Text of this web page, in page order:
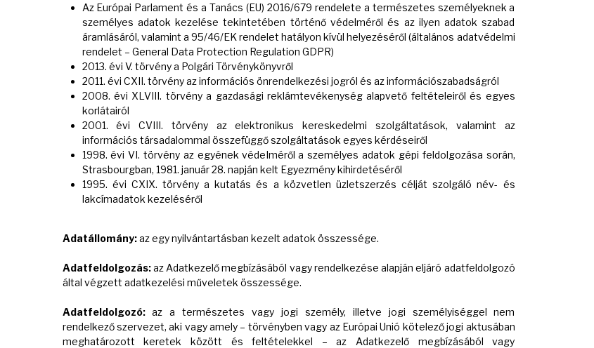
Az Európai Parlament és a Tanács (EU) 2016/679 rendelete a természetes személyeknek a
személyes adatok kezelése tekintetében történő védelméről és az ilyen adatok szabad
áramlásáról, valamint a 95/46/EK rendelet hatályon kívül helyezéséről (általános adatvédelmi
rendelet – General Data Protection Regulation GDPR)
2013. évi V. törvény a Polgári Törvénykönyvről
2011. évi CXII. törvény az információs önrendelkezési jogról és az információszabadságról
2008. évi XLVIII. törvény a gazdasági reklámtevékenység alapvető feltételeiről és egyes
korlátairól
2001. évi CVIII. törvény az elektronikus kereskedelmi szolgáltatások, valamint az
információs társadalommal összefüggő szolgáltatások egyes kérdéseiről
1998. évi VI. törvény az egyének védelméről a személyes adatok gépi feldolgozása során,
Strasbourgban, 1981. január 28. napján kelt Egyezmény kihirdetéséről
1995. évi CXIX. törvény a kutatás és a közvetlen üzletszerzés célját szolgáló név- és
lakcímadatok kezeléséről
Adatállomány:az egy nyilvántartásban kezelt adatok összessége.
Adatfeldolgozás:az Adatkezelő megbízásából vagy rendelkezése alapján eljáró adatfeldolgozó
által végzett adatkezelési műveletek összessége.
Adatfeldolgozó:az a természetes vagy jogi személy, illetve jogi személyiséggel nem
rendelkező szervezet, aki vagy amely – törvényben vagy az Európai Unió kötelező jogi aktusában
meghatározott keretek között és feltételekkel – az Adatkezelő megbízásából vagy